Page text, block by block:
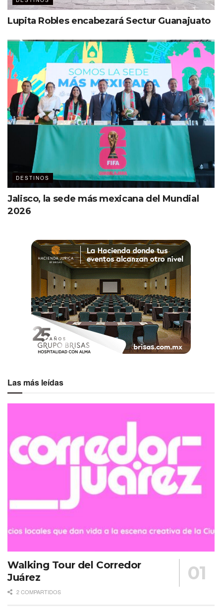
Una publicación compartida por Secretaría de Turismo Guerrero (@sectur_guerrero)
reactivación
El Director General de Promoción y Asuntos
Internacionales, Emmanuel Romain Ernest Rey,
mencionó la importancia de la estrategia global para
atraer eventos MICE:
«México estará presente en ferias
internacionales como el World
Travel Market London, ITB Berlin —
The World’s Leading Travel Trade
Show— y FITUR Madrid,
promoviendo Acapulco como un
Este esfuerzo es parte de una estrategia integral para
impulsar la reactivación del puerto a un año del
devastador Huracán Otis y a un mes del Huracán John, en
colaboración con el gobierno y la iniciativa privada.
Acapulco Destacados Sectur
Lupita Robles encabezará Sectur Guanajuato
DESTINOS
Jalisco, la sede más mexicana del Mundial
2026
Las más leídas
Walking Tour del Corredor
Juárez
2 COMPARTIDOS